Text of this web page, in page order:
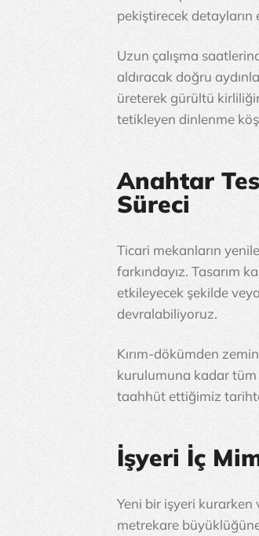
pekiştirecek
Uzun çalışma
aldıracak doğru
üreterek gürültü
tetikleyen dinlenme
Anahtar
Süreci
Ticari mekanların
farkındayız. Tasarım
etkileyecek şekilde
devralabiliyoruz.
Kırım-dökümden
kurulumuna kadar
taahhüt ettiğimiz
İşyeri İç
Yeni bir işyeri kurarken
metrekare